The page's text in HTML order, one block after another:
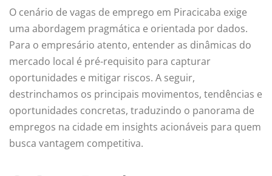
O cenário de vagas de emprego em Piracicaba exige
uma abordagem pragmática e orientada por dados.
Para o empresário atento, entender as dinâmicas do
mercado local é pré-requisito para capturar
oportunidades e mitigar riscos. A seguir,
destrinchamos os principais movimentos, tendências e
oportunidades concretas, traduzindo o panorama de
empregos na cidade em insights acionáveis para quem
busca vantagem competitiva.